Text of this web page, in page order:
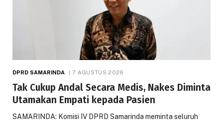
DPRD SAMARINDA 7 AGUSTUS 2026
Tak Cukup Andal Secara Medis, Nakes Diminta
Utamakan Empati kepada Pasien
SAMARINDA: Komisi IV DPRD Samarinda meminta seluruh